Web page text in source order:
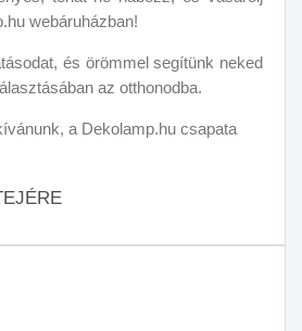
webáruházban!
és örömmel segítünk neked
az otthonodba.
a Dekolamp.hu csapata